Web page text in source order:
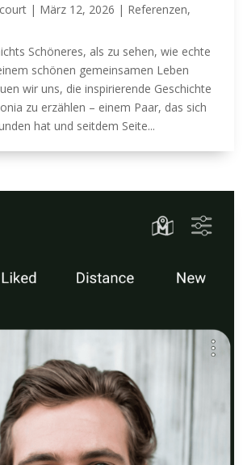
| März 12, 2026 | Referenzen,
Schöneres, als zu sehen, wie echte
schönen gemeinsamen Leben
wir uns, die inspirierende Geschichte
zu erzählen – einem Paar, das sich
hat und seitdem Seite...